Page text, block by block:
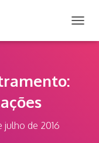
L
julho de 2016